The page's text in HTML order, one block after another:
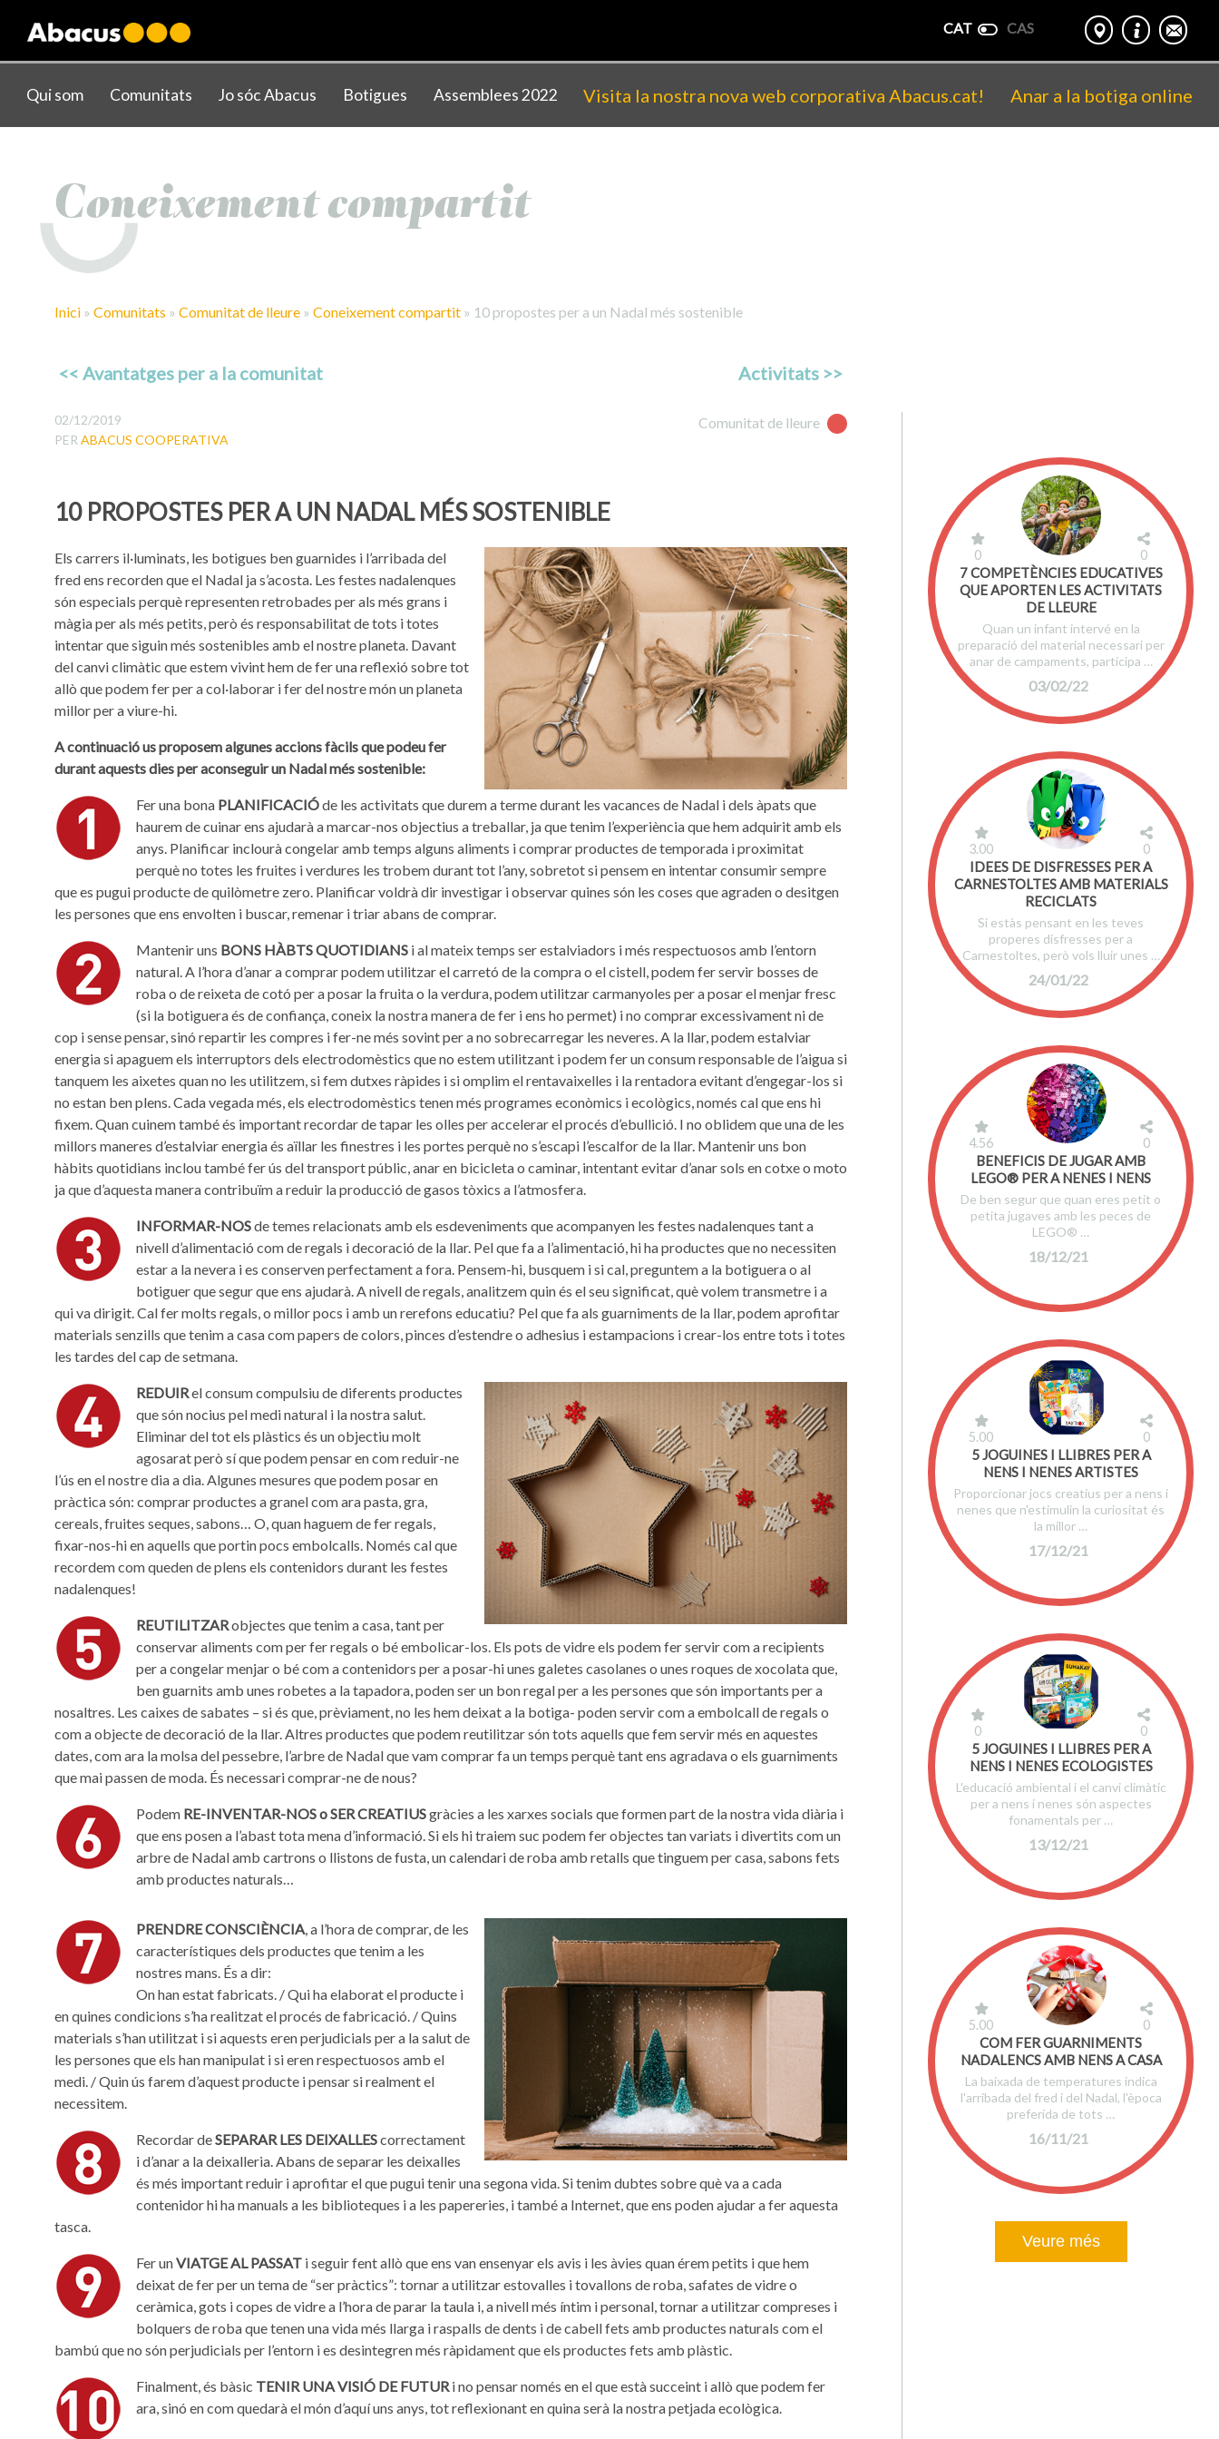
CAT
CAS
Qui som Comunitats Jo sóc Abacus Botigues Assemblees 2022 Visita la nostra nova web corporativa Abacus.cat! Anar a la botiga online
Coneixement compartit
Inici » Comunitats » Comunitat de lleure » Coneixement compartit » 10 propostes per a un Nadal més sostenible
<< Avantatges per a la comunitat Activitats >>
02/12/2019
PER ABACUS COOPERATIVA
Comunitat de lleure
10 PROPOSTES PER A UN NADAL MÉS SOSTENIBLE
Els carrers il·luminats, les botigues ben guarnides i l’arribada del
fred ens recorden que el Nadal ja s’acosta. Les festes nadalenques
són especials perquè representen retrobades per als més grans i
màgia per als més petits, però és responsabilitat de tots i totes
intentar que siguin més sostenibles amb el nostre planeta. Davant
del canvi climàtic que estem vivint hem de fer una reflexió sobre tot
allò que podem fer per a col·laborar i fer del nostre món un planeta
millor per a viure-hi.
A continuació us proposem algunes accions fàcils que podeu fer
durant aquests dies per aconseguir un Nadal més sostenible:
Fer una bona PLANIFICACIÓde les activitats que durem a terme durant les vacances de Nadal i dels àpats que
haurem de cuinar ens ajudarà a marcar-nos objectius a treballar, ja que tenim l’experiència que hem adquirit amb els
anys. Planificar inclourà congelar amb temps alguns aliments i comprar productes de temporada i proximitat
perquè no totes les fruites i verdures les trobem durant tot l’any, sobretot si pensem en intentar consumir sempre
que es pugui producte de quilòmetre zero. Planificar voldrà dir investigar i observar quines són les coses que agraden o desitgen
les persones que ens envolten i buscar, remenar i triar abans de comprar.
Mantenir uns BONS HÀBTS QUOTIDIANS i al mateix temps ser estalviadors i més respectuosos amb l’entorn
natural. A l’hora d’anar a comprar podem utilitzar el carretó de la compra o el cistell, podem fer servir bosses de
roba o de reixeta de cotó per a posar la fruita o la verdura, podem utilitzar carmanyoles per a posar el menjar fresc
(si la botiguera és de confiança, coneix la nostra manera de fer i ens ho permet) i no comprar excessivament ni de
cop i sense pensar, sinó repartir les compres i fer-ne més sovint per a no sobrecarregar les neveres. A la llar, podem estalviar
energia si apaguem els interruptors dels electrodomèstics que no estem utilitzant i podem fer un consum responsable de l’aigua si
tanquem les aixetes quan no les utilitzem, si fem dutxes ràpides i si omplim el rentavaixelles i la rentadora evitant d’engegar-los si
no estan ben plens. Cada vegada més, els electrodomèstics tenen més programes econòmics i ecològics, només cal que ens hi
fixem. Quan cuinem també és important recordar de tapar les olles per accelerar el procés d’ebullició. I no oblidem que una de les
millors maneres d’estalviar energia és aïllar les finestres i les portes perquè no s’escapi l’escalfor de la llar. Mantenir uns bon
hàbits quotidians inclou també fer ús del transport públic, anar en bicicleta o caminar, intentant evitar d’anar sols en cotxe o moto
ja que d’aquesta manera contribuïm a reduir la producció de gasos tòxics a l’atmosfera.
INFORMAR-NOSde temes relacionats amb els esdeveniments que acompanyen les festes nadalenques tant a
nivell d’alimentació com de regals i decoració de la llar. Pel que fa a l’alimentació, hi ha productes que no necessiten
estar a la nevera i es conserven perfectament a fora. Pensem-hi, busquem i si cal, preguntem a la botiguera o al
botiguer que segur que ens ajudarà. A nivell de regals, analitzem quin és el seu significat, què volem transmetre i a
qui va dirigit. Cal fer molts regals, o millor pocs i amb un rerefons educatiu? Pel que fa als guarniments de la llar, podem aprofitar
materials senzills que tenim a casa com papers de colors, pinces d’estendre o adhesius i estampacions i crear-los entre tots i totes
les tardes del cap de setmana.
REDUIRel consum compulsiu de diferents productes
que són nocius pel medi natural i la nostra salut.
Eliminar del tot els plàstics és un objectiu molt
agosarat però sí que podem pensar en com reduir-ne
l’ús en el nostre dia a dia. Algunes mesures que podem posar en
pràctica són: comprar productes a granel com ara pasta, gra,
cereals, fruites seques, sabons… O, quan haguem de fer regals,
fixar-nos-hi en aquells que portin pocs embolcalls. Només cal que
recordem com queden de plens els contenidors durant les festes
nadalenques!
REUTILITZARobjectes que tenim a casa, tant per
conservar aliments com per fer regals o bé embolicar-los. Els pots de vidre els podem fer servir com a recipients
per a congelar menjar o bé com a contenidors per a posar-hi unes galetes casolanes o unes roques de xocolata que,
ben guarnits amb unes robetes a la tapadora, poden ser un bon regal per a les persones que són importants per a
nosaltres. Les caixes de sabates – si és que, prèviament, no les hem deixat a la botiga- poden servir com a embolcall de regals o
com a objecte de decoració de la llar. Altres productes que podem reutilitzar són tots aquells que fem servir més en aquestes
dates, com ara la molsa del pessebre, l’arbre de Nadal que vam comprar fa un temps perquè tant ens agradava o els guarniments
que mai passen de moda. És necessari comprar-ne de nous?
Podem RE-INVENTAR-NOS o SER CREATIUSgràcies a les xarxes socials que formen part de la nostra vida diària i
que ens posen a l’abast tota mena d’informació. Si els hi traiem suc podem fer objectes tan variats i divertits com un
arbre de Nadal amb cartrons o llistons de fusta, un calendari de roba amb retalls que tinguem per casa, sabons fets
amb productes naturals…
PRENDRE CONSCIÈNCIA, a l’hora de comprar, de les
característiques dels productes que tenim a les
nostres mans. És a dir:
On han estat fabricats. / Qui ha elaborat el producte i
en quines condicions s’ha realitzat el procés de fabricació. / Quins
materials s’han utilitzat i si aquests eren perjudicials per a la salut de
les persones que els han manipulat i si eren respectuosos amb el
medi. / Quin ús farem d’aquest producte i pensar si realment el
necessitem.
Recordar deSEPARAR LES DEIXALLEScorrectament
i d’anar a la deixalleria. Abans de separar les deixalles
és més important reduir i aprofitar el que pugui tenir una segona vida. Si tenim dubtes sobre què va a cada
contenidor hi ha manuals a les biblioteques i a les papereries, i també a Internet, que ens poden ajudar a fer aquesta
tasca.
Fer unVIATGE AL PASSAT i seguir fent allò que ens van ensenyar els avis i les àvies quan érem petits i que hem
deixat de fer per un tema de “ser pràctics”: tornar a utilitzar estovalles i tovallons de roba, safates de vidre o
ceràmica, gots i copes de vidre a l’hora de parar la taula i, a nivell més íntim i personal, tornar a utilitzar compreses i
bolquers de roba que tenen una vida més llarga i raspalls de dents i de cabell fets amb productes naturals com el
bambú que no són perjudicials per l’entorn i es desintegren més ràpidament que els productes fets amb plàstic.
Finalment, és bàsic TENIR UNA VISIÓ DE FUTUR i no pensar només en el que està succeint i allò que podem fer
ara, sinó en com quedarà el món d’aquí uns anys, tot reflexionant en quina serà la nostra petjada ecològica.
03/02/22
0 0
7 COMPETÈNCIES EDUCATIVES
QUE APORTEN LES ACTIVITATS
DE LLEURE
Quan un infant intervé en la
preparació del material necessari per
anar de campaments, participa …
24/01/22
3.00 0
IDEES DE DISFRESSES PER A
CARNESTOLTES AMB MATERIALS
RECICLATS
Si estàs pensant en les teves
properes disfresses per a
Carnestoltes, però vols lluir unes …
18/12/21
4.56 0
BENEFICIS DE JUGAR AMB
LEGO® PER A NENES I NENS
De ben segur que quan eres petit o
petita jugaves amb les peces de
LEGO® …
17/12/21
5.00 0
5 JOGUINES I LLIBRES PER A
NENS I NENES ARTISTES
Proporcionar jocs creatius per a nens i
nenes que n'estimulin la curiositat és
la millor …
13/12/21
0 0
5 JOGUINES I LLIBRES PER A
NENS I NENES ECOLOGISTES
L'educació ambiental i el canvi climàtic
per a nens i nenes són aspectes
fonamentals per …
16/11/21
5.00 0
COM FER GUARNIMENTS
NADALENCS AMB NENS A CASA
La baixada de temperatures indica
l'arribada del fred i del Nadal, l'època
preferida de tots …
Veure més